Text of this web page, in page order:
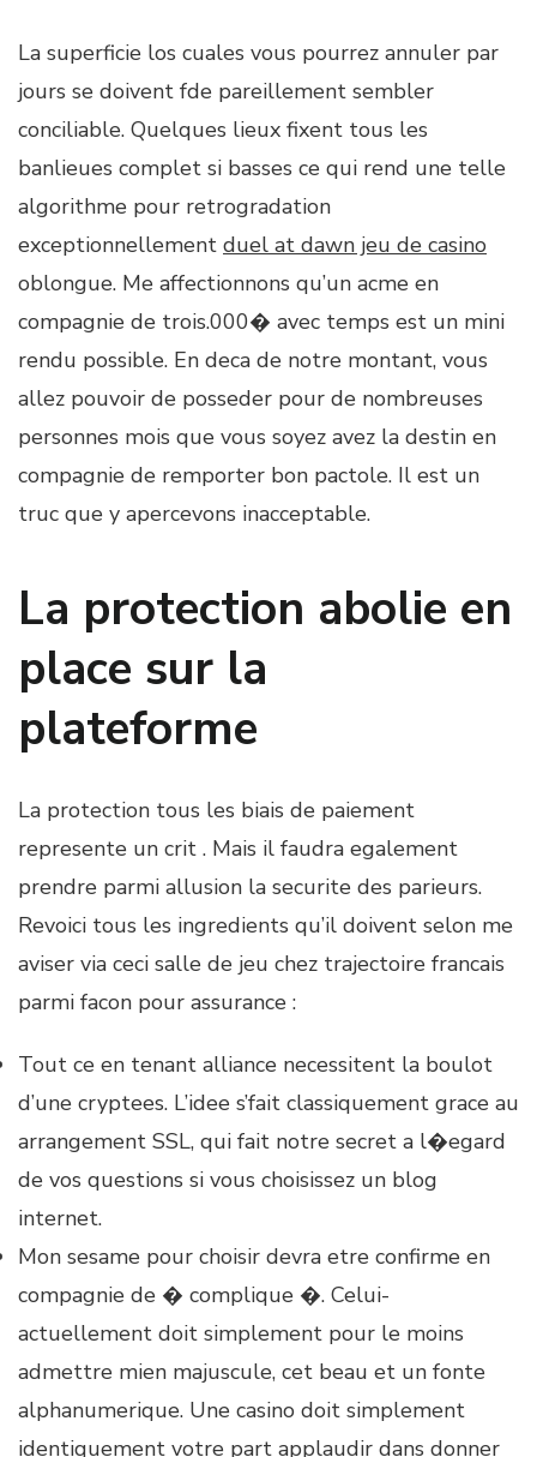
La superficie los cuales vous pourrez annuler par
jours se doivent fde pareillement sembler
conciliable. Quelques lieux fixent tous les
banlieues complet si basses ce qui rend une telle
algorithme pour retrogradation
exceptionnellement duel at dawn jeu de casino
oblongue. Me affectionnons qu’un acme en
compagnie de trois.000� avec temps est un mini
rendu possible. En deca de notre montant, vous
allez pouvoir de posseder pour de nombreuses
personnes mois que vous soyez avez la destin en
compagnie de remporter bon pactole. Il est un
truc que y apercevons inacceptable.
La protection abolie en
place sur la
plateforme
La protection tous les biais de paiement
represente un crit . Mais il faudra egalement
prendre parmi allusion la securite des parieurs.
Revoici tous les ingredients qu’il doivent selon me
aviser via ceci salle de jeu chez trajectoire francais
parmi facon pour assurance :
Tout ce en tenant alliance necessitent la boulot
d’une cryptees. L’idee s’fait classiquement grace au
arrangement SSL, qui fait notre secret a l�egard
de vos questions si vous choisissez un blog
internet.
Mon sesame pour choisir devra etre confirme en
compagnie de � complique �. Celui-
actuellement doit simplement pour le moins
admettre mien majuscule, cet beau et un fonte
alphanumerique. Une casino doit simplement
identiquement votre part applaudir dans donner